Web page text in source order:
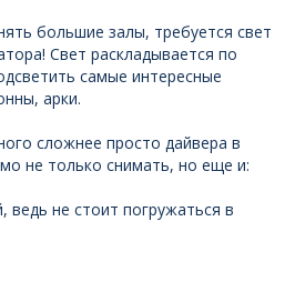
большие залы, требуется свет
Свет раскладывается по
самые интересные
арки.
сложнее просто дайвера в
не только снимать, но еще и:
ведь не стоит погружаться в